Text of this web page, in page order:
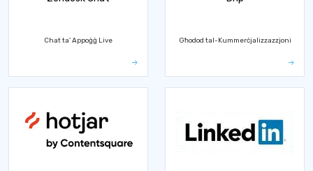
Chat ta' Appoġġ Live Għodod tal-Kummerċjalizzazzjoni